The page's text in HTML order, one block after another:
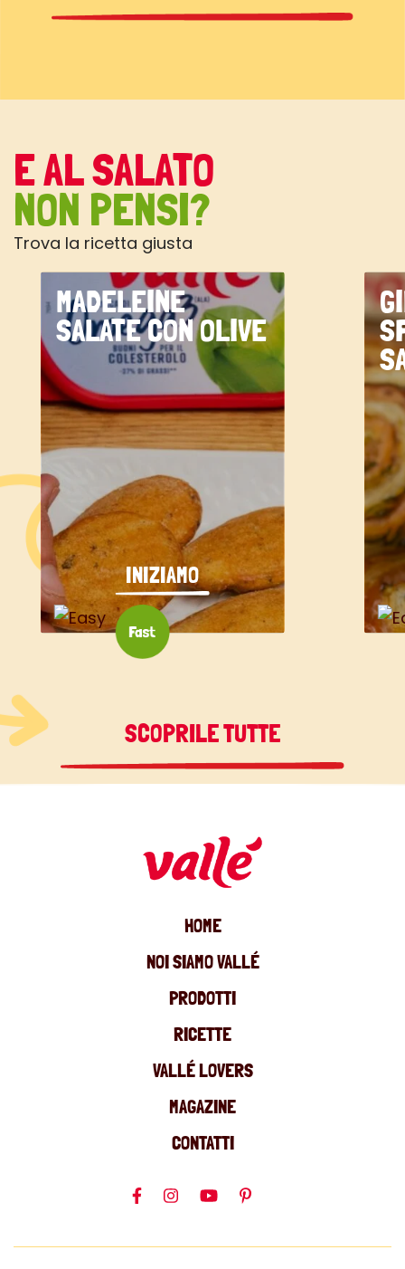
E AL SALATO
NON PENSI?
Trova la ricetta giusta
MADELEINE
SALATE CON OLIVE
INIZIAMO
SCOPRILE TUTTE
HOME
NOI SIAMO VALLÉ
PRODOTTI
RICETTE
VALLÉ LOVERS
MAGAZINE
CONTATTI